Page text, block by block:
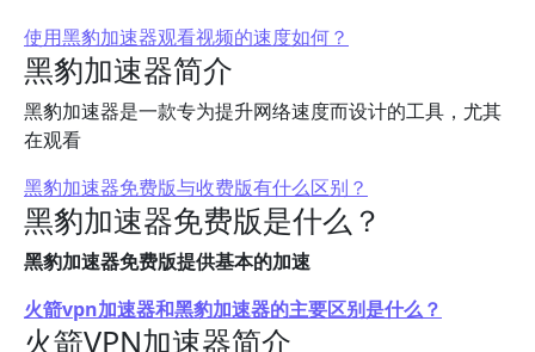
使用黑豹加速器观看视频的速度如何？
黑豹加速器简介
黑豹加速器是一款专为提升网络速度而设计的工具，尤其
在观看
黑豹加速器免费版与收费版有什么区别？
黑豹加速器免费版是什么？
黑豹加速器免费版提供基本的加速
火箭vpn加速器和黑豹加速器的主要区别是什么？
火箭VPN加速器简介